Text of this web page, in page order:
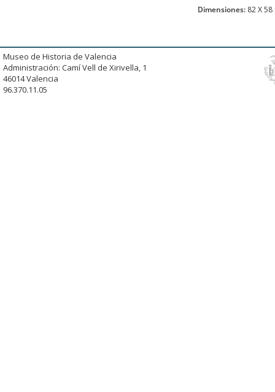
Dimensiones: 82 X
Museo de Historia de Valencia
Administración: Camí Vell de Xirivella, 1
46014 Valencia
96.370.11.05